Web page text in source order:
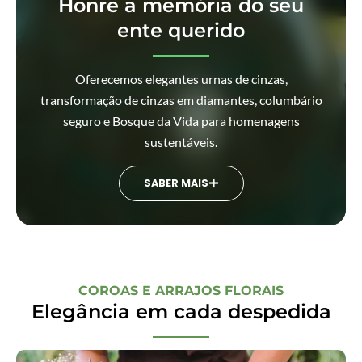
Honre a memória do seu
ente querido
Oferecemos elegantes urnas de cinzas,
transformação de cinzas em diamantes, columbário
seguro e Bosque da Vida para homenagens
sustentáveis.
SABER MAIS
COROAS E ARRAJOS FLORAIS
Elegância em cada despedida